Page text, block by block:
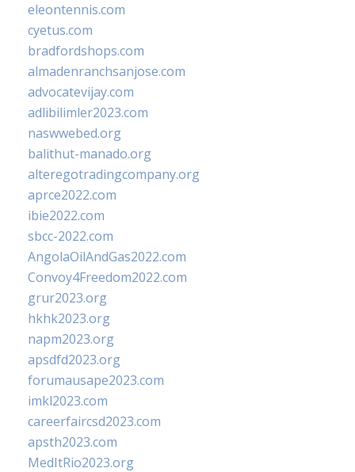
eleontennis.com
cyetus.com
bradfordshops.com
almadenranchsanjose.com
advocatevijay.com
adlibilimler2023.com
naswwebed.org
balithut-manado.org
alteregotradingcompany.org
aprce2022.com
ibie2022.com
sbcc-2022.com
AngolaOilAndGas2022.com
Convoy4Freedom2022.com
grur2023.org
hkhk2023.org
napm2023.org
apsdfd2023.org
forumausape2023.com
imkl2023.com
careerfaircsd2023.com
apsth2023.com
MedItRio2023.org